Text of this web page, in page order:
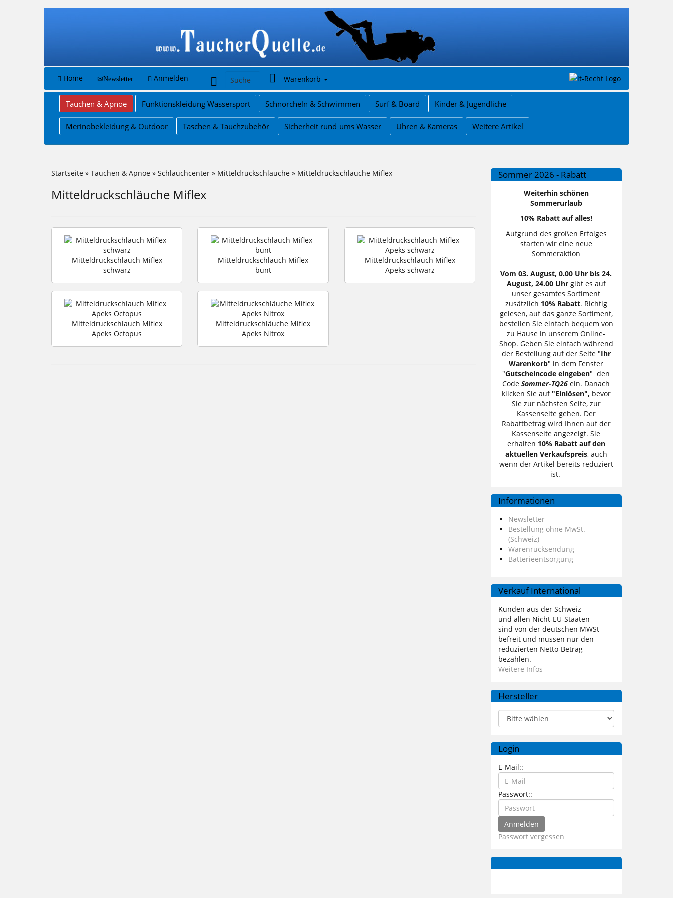
Home Newsletter Anmelden Warenkorb
Tauchen & Apnoe Funktionskleidung Wassersport Schnorcheln & Schwimmen Surf & Board Kinder & Jugendliche
Merinobekleidung & Outdoor Taschen & Tauchzubehör Sicherheit rund ums Wasser Uhren & Kameras Weitere Artikel
Startseite » Tauchen & Apnoe » Schlauchcenter » Mitteldruckschläuche » Mitteldruckschläuche Miflex
Mitteldruckschläuche Miflex
Mitteldruckschlauch Miflex
schwarz
Mitteldruckschlauch Miflex
bunt
Mitteldruckschlauch Miflex
Apeks schwarz
Mitteldruckschlauch Miflex
Apeks Octopus
Mitteldruckschläuche Miflex
Apeks Nitrox
Sommer 2026 - Rabatt
Weiterhin schönen
Sommerurlaub
10% Rabatt auf alles!
Aufgrund des großen Erfolges
starten wir eine neue
Sommeraktion
Vom 03. August, 0.00 Uhr bis 24.
August, 24.00 Uhr gibt es auf
unser gesamtes Sortiment
zusätzlich 10% Rabatt. Richtig
gelesen, auf das ganze Sortiment,
bestellen Sie einfach bequem von
zu Hause in unserem Online-
Shop. Geben Sie einfach während
der Bestellung auf der Seite "Ihr
Warenkorb" in dem Fenster
"Gutscheincode eingeben" den
CodeSommer-TQ26ein. Danach
klicken Sie auf "Einlösen", bevor
Sie zur nächsten Seite, zur
Kassenseite gehen. Der
Rabattbetrag wird Ihnen auf der
Kassenseite angezeigt. Sie
erhalten 10% Rabatt auf den
aktuellen Verkaufspreis, auch
wenn der Artikel bereits reduziert
ist.
Informationen
Newsletter
Bestellung ohne MwSt.
(Schweiz)
Warenrücksendung
Batterieentsorgung
Verkauf International
Kunden aus der Schweiz
und allen Nicht-EU-Staaten
sind von der deutschen MWSt
befreit und müssen nur den
reduzierten Netto-Betrag
bezahlen.
Weitere Infos
Hersteller
Login
E-Mail::
Passwort::
Passwort vergessen